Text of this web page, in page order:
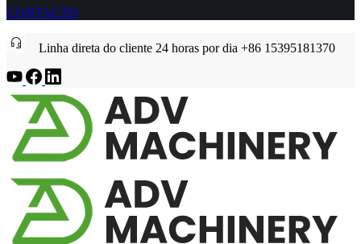
CONTACTO
Linha direta do cliente 24 horas por dia +86 15395181370